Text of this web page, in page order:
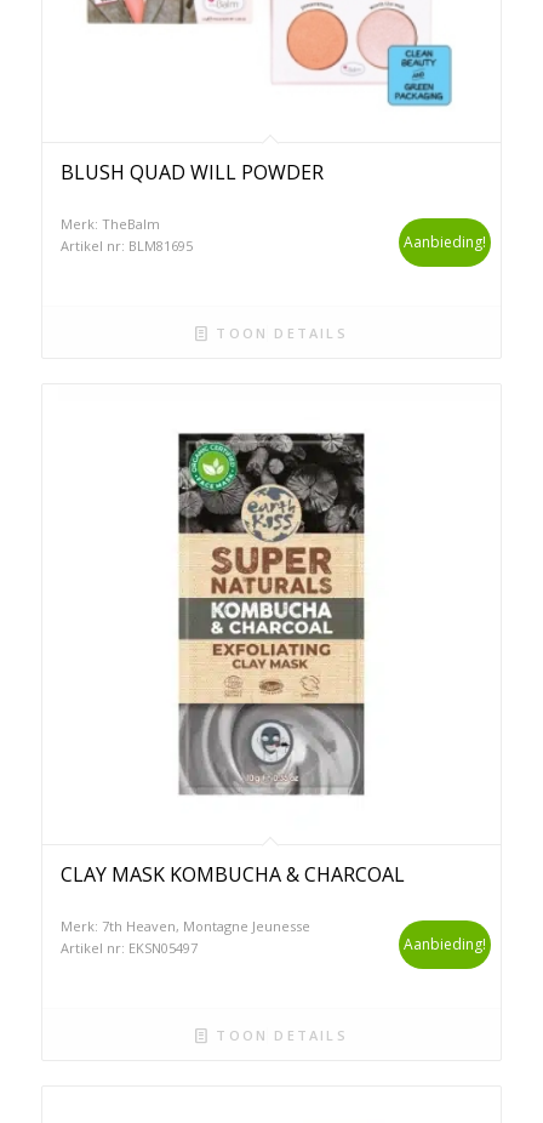
BLUSH QUAD WILL POWDER
Merk: TheBalm
Artikel nr: BLM81695
Aanbieding!
TOON DETAILS
CLAY MASK KOMBUCHA & CHARCOAL
Merk: 7th Heaven, Montagne Jeunesse
Artikel nr: EKSN05497
Aanbieding!
TOON DETAILS